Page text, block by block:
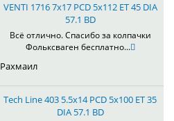
VENTI 1716 7x17 PCD 5x112 ET 45 DIA
57.1 BD
Всё отлично. Спасибо за колпачки
Фольксваген бесплатно...
Рахмаил
Tech Line 403 5.5x14 PCD 5x100 ET 35
DIA 57.1 BD